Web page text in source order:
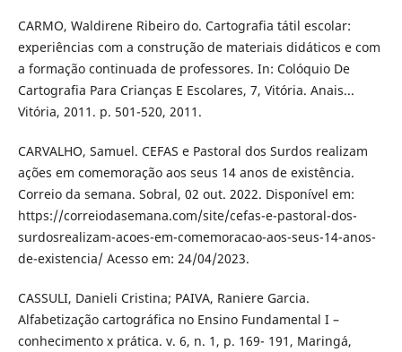
CARMO, Waldirene Ribeiro do. Cartografia tátil escolar:
experiências com a construção de materiais didáticos e com
a formação continuada de professores. In: Colóquio De
Cartografia Para Crianças E Escolares, 7, Vitória. Anais...
Vitória, 2011. p. 501-520, 2011.
CARVALHO, Samuel. CEFAS e Pastoral dos Surdos realizam
ações em comemoração aos seus 14 anos de existência.
Correio da semana. Sobral, 02 out. 2022. Disponível em:
https://correiodasemana.com/site/cefas-e-pastoral-dos-
surdosrealizam-acoes-em-comemoracao-aos-seus-14-anos-
de-existencia/ Acesso em: 24/04/2023.
CASSULI, Danieli Cristina; PAIVA, Raniere Garcia.
Alfabetização cartográfica no Ensino Fundamental I –
conhecimento x prática. v. 6, n. 1, p. 169- 191, Maringá,